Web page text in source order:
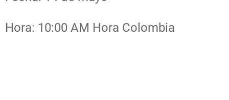
Hora: 10:00 AM Hora Colombia